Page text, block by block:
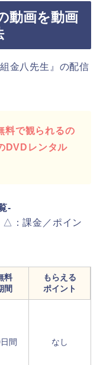
動画を動画
金八先生』の配信
料で観られるの
DVDレンタル
-
△：課金／ポイン
料
間
もらえる
ポイント
間 なし